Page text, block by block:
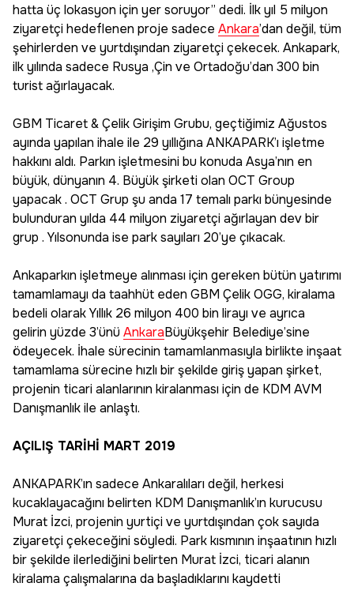
hatta üç lokasyon için yer soruyor” dedi. İlk yıl 5 milyon
ziyaretçi hedeflenen proje sadece Ankara’dan değil, tüm
şehirlerden ve yurtdışından ziyaretçi çekecek. Ankapark,
ilk yılında sadece Rusya ,Çin ve Ortadoğu’dan 300 bin
turist ağırlayacak.
GBM Ticaret & Çelik Girişim Grubu, geçtiğimiz Ağustos
ayında yapılan ihale ile 29 yıllığına ANKAPARK’ı işletme
hakkını aldı. Parkın işletmesini bu konuda Asya’nın en
büyük, dünyanın 4. Büyük şirketi olan OCT Group
yapacak . OCT Grup şu anda 17 temalı parkı bünyesinde
bulunduran yılda 44 milyon ziyaretçi ağırlayan dev bir
grup . Yılsonunda ise park sayıları 20’ye çıkacak.
Ankaparkın işletmeye alınması için gereken bütün yatırımı
tamamlamayı da taahhüt eden GBM Çelik OGG, kiralama
bedeli olarak Yıllık 26 milyon 400 bin lirayı ve ayrıca
gelirin yüzde 3’ünü AnkaraBüyükşehir Belediye’sine
ödeyecek. İhale sürecinin tamamlanmasıyla birlikte inşaat
tamamlama sürecine hızlı bir şekilde giriş yapan şirket,
projenin ticari alanlarının kiralanması için de KDM AVM
Danışmanlık ile anlaştı.
AÇILIŞ TARİHİ MART 2019
ANKAPARK’ın sadece Ankaralıları değil, herkesi
kucaklayacağını belirten KDM Danışmanlık’ın kurucusu
Murat İzci, projenin yurtiçi ve yurtdışından çok sayıda
ziyaretçi çekeceğini söyledi. Park kısmının inşaatının hızlı
bir şekilde ilerlediğini belirten Murat İzci, ticari alanın
kiralama çalışmalarına da başladıklarını kaydetti